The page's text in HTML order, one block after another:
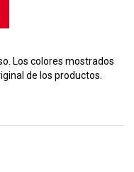
Los colores mostrados
de los productos.